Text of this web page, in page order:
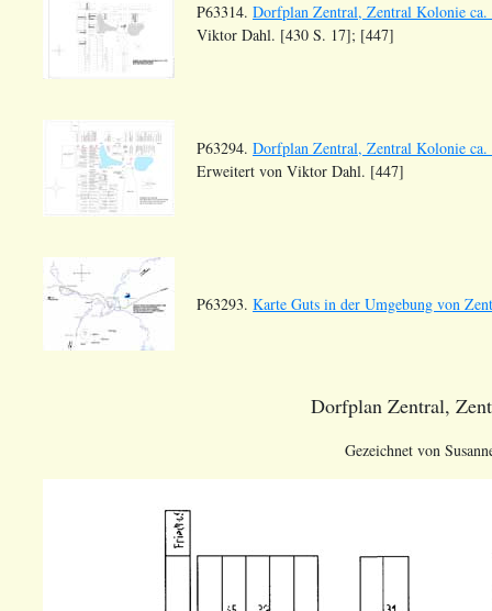
P63314. Dorfplan Zentral, Zentral Kolonie ca.
Viktor Dahl. [430 S. 17]; [447]
P63294. Dorfplan Zentral, Zentral Kolonie ca.
Erweitert von Viktor Dahl. [447]
P63293. Karte Guts in der Umgebung von
Dorfplan Zentral,
Gezeichnet von